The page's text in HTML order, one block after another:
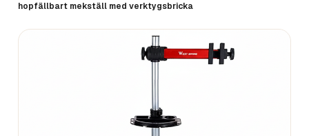
hopfällbart mekställ med verktygsbricka